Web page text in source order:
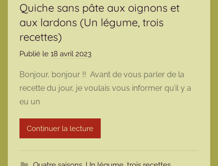
Quiche sans pâte aux oignons et
aux lardons (Un légume, trois
recettes)
Publié le 18 avril 2023
m
r
m
Bonjour, bonjour !! Avant de vous parler de la
recette du jour, je voulais vous informer qu’il y a
eu un
Continuer la lecture